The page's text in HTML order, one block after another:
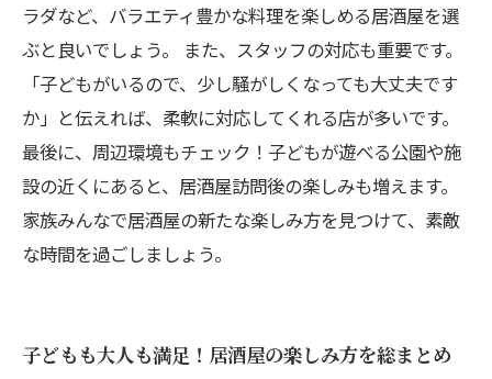
ラダなど、バラエティ豊かな料理を楽しめる居酒屋を選
ぶと良いでしょう。 また、スタッフの対応も重要です。
「子どもがいるので、少し騒がしくなっても大丈夫です
か」と伝えれば、柔軟に対応してくれる店が多いです。
最後に、周辺環境もチェック！子どもが遊べる公園や施
設の近くにあると、居酒屋訪問後の楽しみも増えます。
家族みんなで居酒屋の新たな楽しみ方を見つけて、素敵
な時間を過ごしましょう。
子どもも大人も満足！居酒屋の楽しみ方を総まとめ